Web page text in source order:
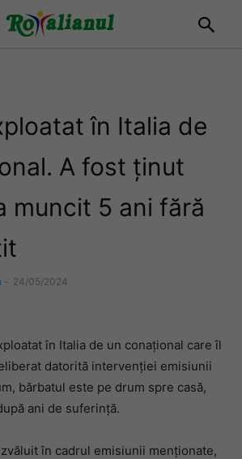
în Italia de
A fost ținut
muncit 5 ani fără
- 24/05/2024
în Italia de un conațional care îl
datorită intervenției emisiunii
bărbatul este pe drum spre casă,
ani de suferință.
în cadrul emisiunii menționate,